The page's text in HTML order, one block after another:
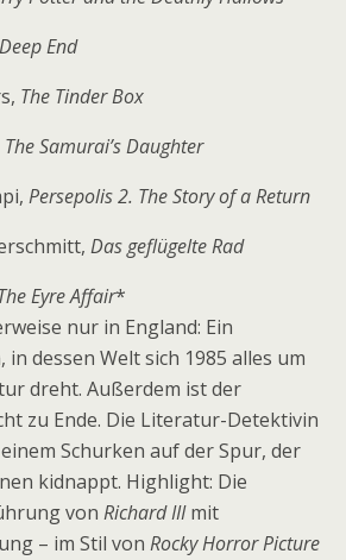
End
The Tinder Box
The Samurai’s Daughter
Persepolis 2. The Story of a Return
Das geflügelte Rad
Eyre Affair*
nur in England: Ein
dessen Welt sich 1985 alles um
dreht. Außerdem ist der
zu Ende. Die Literatur-Detektivin
Schurken auf der Spur, der
kidnappt. Highlight: Die
von Richard IIImit
– im Stil von Rocky Horror Picture